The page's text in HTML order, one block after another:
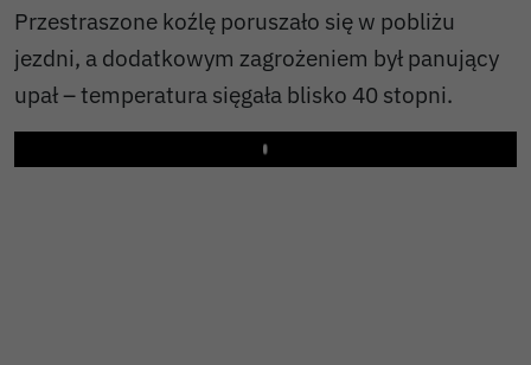
Przestraszone koźlę poruszało się w pobliżu
jezdni, a dodatkowym zagrożeniem był panujący
upał – temperatura sięgała blisko 40 stopni.
Play